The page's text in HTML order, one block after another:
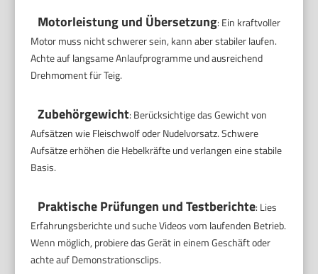
Motorleistung und Übersetzung: Ein kraftvoller
Motor muss nicht schwerer sein, kann aber stabiler laufen.
Achte auf langsame Anlaufprogramme und ausreichend
Drehmoment für Teig.
Zubehörgewicht: Berücksichtige das Gewicht von
Aufsätzen wie Fleischwolf oder Nudelvorsatz. Schwere
Aufsätze erhöhen die Hebelkräfte und verlangen eine stabile
Basis.
Praktische Prüfungen und Testberichte: Lies
Erfahrungsberichte und suche Videos vom laufenden Betrieb.
Wenn möglich, probiere das Gerät in einem Geschäft oder
achte auf Demonstrationsclips.